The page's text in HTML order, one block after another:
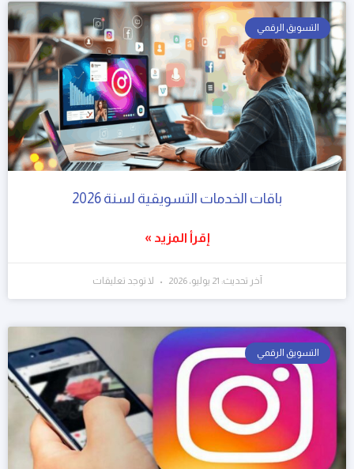
التسويق الرقمي
باقات الخدمات التسويقية لسنة 2026
إقرأ المزيد »
آخر تحديث: 21 يوليو، 2026 لا توجد تعليقات
التسويق الرقمي